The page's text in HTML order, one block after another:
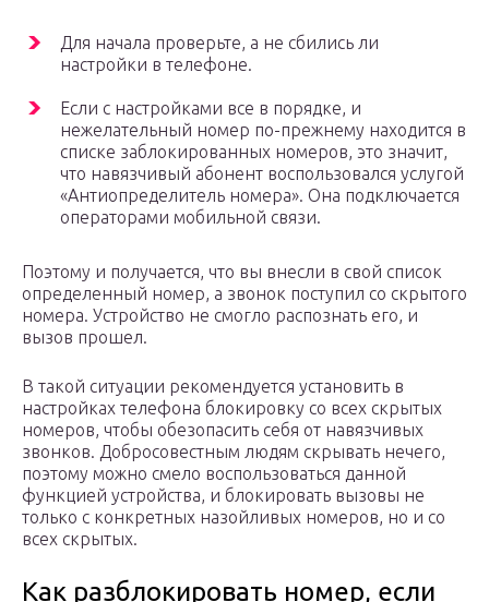
Для начала проверьте, а не сбились ли
настройки в телефоне.
Если с настройками все в порядке, и
нежелательный номер по-прежнему находится в
списке заблокированных номеров, это значит,
что навязчивый абонент воспользовался услугой
«Антиопределитель номера». Она подключается
операторами мобильной связи.
Поэтому и получается, что вы внесли в свой список
определенный номер, а звонок поступил со скрытого
номера. Устройство не смогло распознать его, и
вызов прошел.
В такой ситуации рекомендуется установить в
настройках телефона блокировку со всех скрытых
номеров, чтобы обезопасить себя от навязчивых
звонков. Добросовестным людям скрывать нечего,
поэтому можно смело воспользоваться данной
функцией устройства, и блокировать вызовы не
только с конкретных назойливых номеров, но и со
всех скрытых.
Как разблокировать номер, если